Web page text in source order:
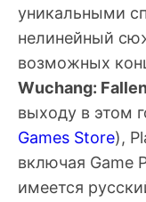
уникальными
нелинейный
возможных
Wuchang:
выходу в этом
Games Store),
включая Game
имеется